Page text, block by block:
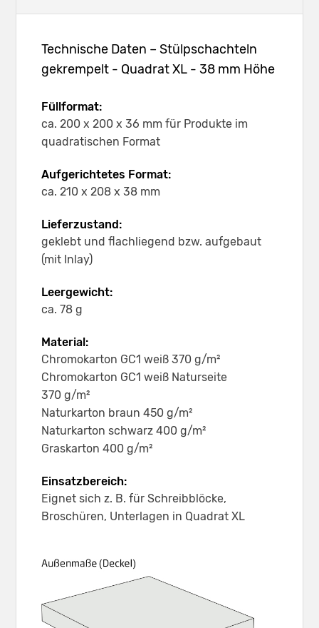
Technische Daten – Stülpschachteln
gekrempelt - Quadrat XL - 38 mm Höhe
Füllformat:
ca. 200 x 200 x 36 mm für Produkte im
quadratischen Format
Aufgerichtetes Format:
ca. 210 x 208 x 38 mm
Lieferzustand:
geklebt und flachliegend bzw. aufgebaut
(mit Inlay)
Leergewicht:
ca. 78 g
Material:
Chromokarton GC1 weiß 370 g/m²
Chromokarton GC1 weiß Naturseite
370 g/m²
Naturkarton braun 450 g/m²
Naturkarton schwarz 400 g/m²
Graskarton 400 g/m²
Einsatzbereich:
Eignet sich z. B. für Schreibblöcke,
Broschüren, Unterlagen in Quadrat XL